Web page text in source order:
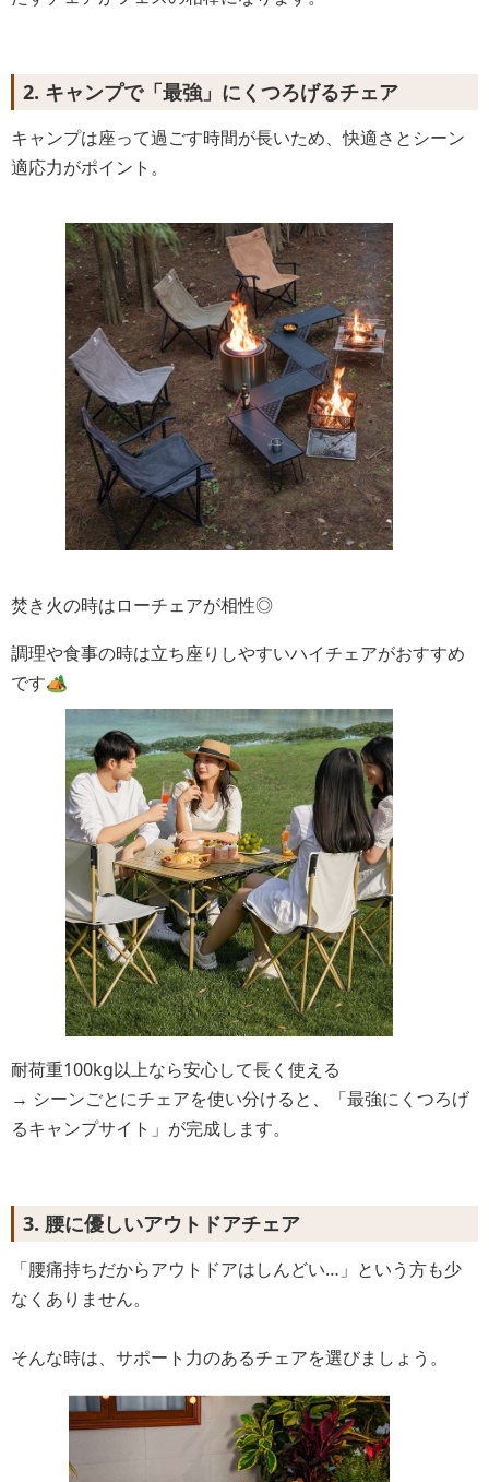
2. キャンプで「最強」にくつろげるチェア
キャンプは座って過ごす時間が長いため、快適さとシーン
適応力がポイント。
焚き火の時はローチェアが相性◎
調理や食事の時は立ち座りしやすいハイチェアがおすすめ
です🏕️
耐荷重100kg以上なら安心して長く使える
→ シーンごとにチェアを使い分けると、「最強にくつろげ
るキャンプサイト」が完成します。
3. 腰に優しいアウトドアチェア
「腰痛持ちだからアウトドアはしんどい…」という方も少
なくありません。
そんな時は、サポート力のあるチェアを選びましょう。